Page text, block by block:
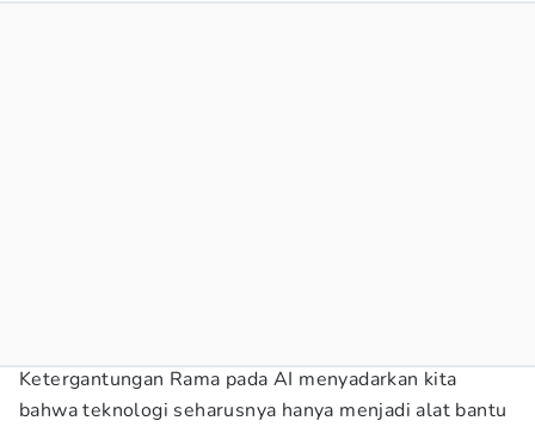
Ketergantungan Rama pada AI menyadarkan kita
bahwa teknologi seharusnya hanya menjadi alat bantu